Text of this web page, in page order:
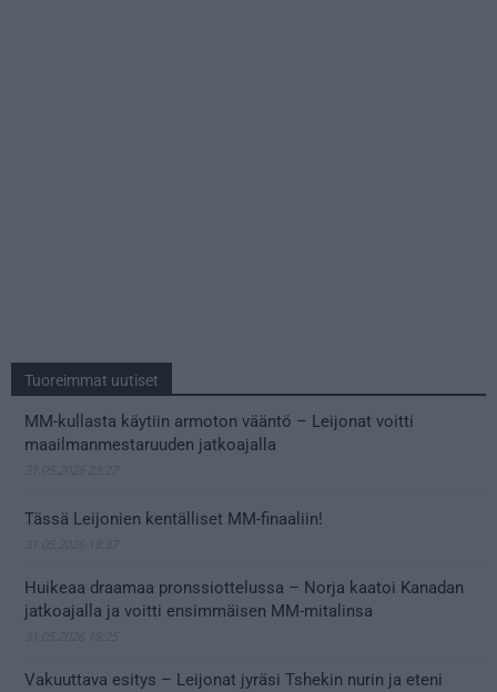
Tuoreimmat uutiset
MM-kullasta käytiin armoton vääntö – Leijonat voitti
maailmanmestaruuden jatkoajalla
Tässä Leijonien kentälliset MM-finaaliin!
Huikeaa draamaa pronssiottelussa – Norja kaatoi Kanadan
jatkoajalla ja voitti ensimmäisen MM-mitalinsa
Vakuuttava esitys – Leijonat jyräsi Tshekin nurin ja eteni